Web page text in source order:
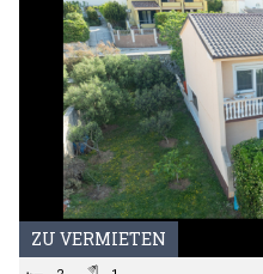
ZU VERMIETEN